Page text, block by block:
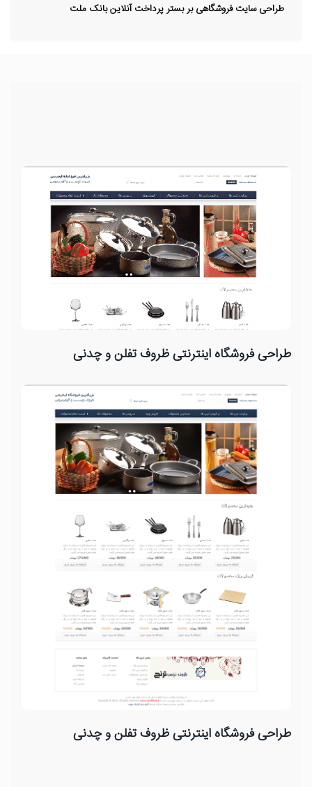
طراحی سایت فروشگاهی بر بستر پرداخت آنلاین بانک ملت
طراحی فروشگاه اینترنتی ظروف تفلن و چدنی
طراحی فروشگاه اینترنتی ظروف تفلن و چدنی